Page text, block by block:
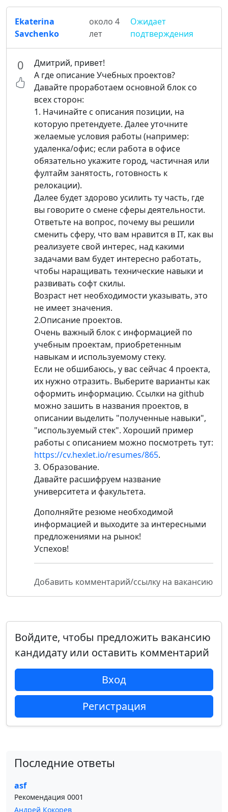
Ekaterina
Savchenko
около 4
лет
Ожидает
подтверждения
0
Дмитрий, привет!
А где описание Учебных проектов?
Давайте проработаем основной блок со
всех сторон:
1. Начинайте с описания позиции, на
которую претендуете. Далее уточните
желаемые условия работы (например:
удаленка/офис; если работа в офисе
обязательно укажите город, частичная или
фултайм занятость, готовность к
релокации).
Далее будет здорово усилить ту часть, где
вы говорите о смене сферы деятельности.
Ответьте на вопрос, почему вы решили
сменить сферу, что вам нравится в IT, как вы
реализуете свой интерес, над какими
задачами вам будет интересно работать,
чтобы наращивать технические навыки и
развивать софт скилы.
Возраст нет необходимости указывать, это
не имеет значения.
2.Описание проектов.
Очень важный блок с информацией по
учебным проектам, приобретенным
навыкам и используемому стеку.
Если не обшибаюсь, у вас сейчас 4 проекта,
их нужно отразить. Выберите варианты как
оформить информацию. Ссылки на github
можно зашить в названия проектов, в
описании выделить "полученные навыки",
"используемый стек". Хороший пример
работы с описанием можно посмотреть тут:
https://cv.hexlet.io/resumes/865.
3. Образование.
Давайте расшифруем название
университета и факультета.
Дополняйте резюме необходимой
информацией и выходите за интересными
предложениями на рынок!
Успехов!
Добавить комментарий/ссылку на вакансию
Войдите, чтобы предложить вакансию
кандидату или оставить комментарий
Вход
Регистрация
Последние ответы
asf
Рекомендация 0001
Андрей Кокорев